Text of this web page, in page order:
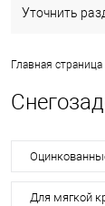
Уточнить
Главная страница
Для мягкой